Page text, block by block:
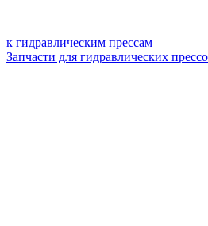
к гидравлическим прессам
Запчасти для гидравлических